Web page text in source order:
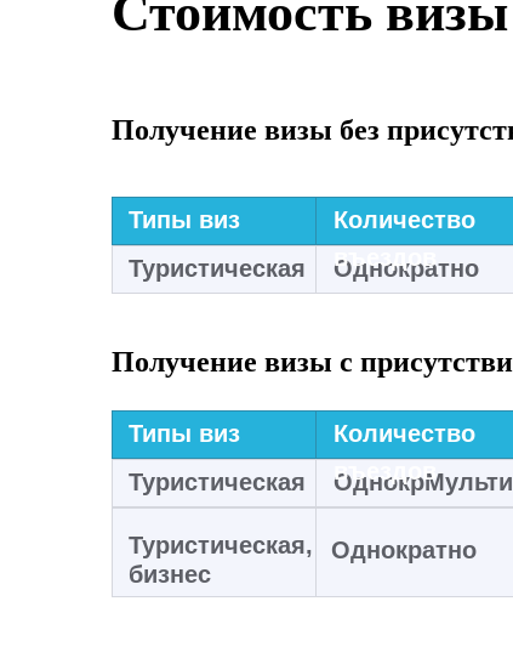
Стоимость визы
Получение визы без
Однократно
Количество
въездов
Туристическая
Типы виз
Получение визы с
ОднокрМульти
Однократно
Количество
въездов
Туристическая,
бизнес
Туристическая
Типы виз